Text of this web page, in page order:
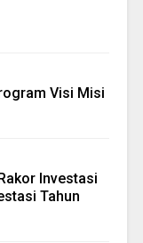
Visi Misi
Investasi
Tahun